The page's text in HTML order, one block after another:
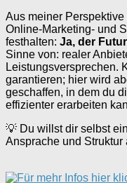
Aus meiner
Online-Marketing- und
festhalten: Ja, der
Sinne von: realer
Leistungsversprechen.
garantieren; hier wird
geschaffen, in dem du
effizienter erarbeiten
💡 Du willst dir selbst
Ansprache und Struktur